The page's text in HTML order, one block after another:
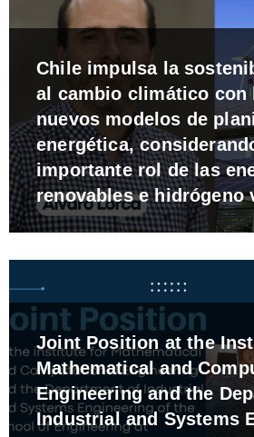
Chile impulsa la
al cambio climático con
nuevos modelos de
energética,
importante rol de las
renovables e hidrógeno
Joint Position at the
Mathematical and
Engineering and the
Industrial and Systems